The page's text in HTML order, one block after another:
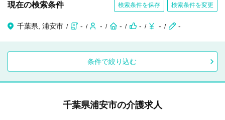
現在の検索条件 検索条件を保存 検索条件を変更
千葉県, 浦安市 - - - - - -
条件で絞り込む
千葉県浦安市の介護求人